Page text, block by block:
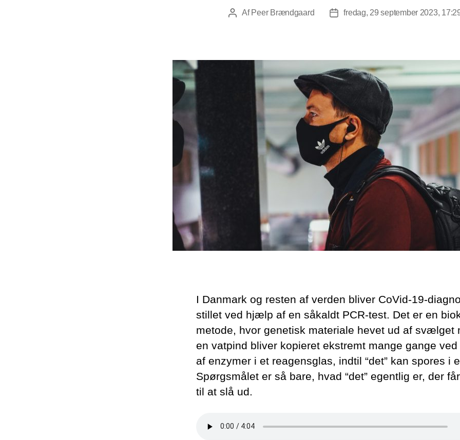
Indlægsforfatter
Af Peer Brændgaard Indlægsdato
fredag, 29 september 2023,
I Danmark og resten af verden bliver CoVid-19-
stillet ved hjælp af en såkaldt PCR-test. Det er en
metode, hvor genetisk materiale hevet ud af svælget
en vatpind bliver kopieret ekstremt mange gange
af enzymer i et reagensglas, indtil “det” kan spores i
Spørgsmålet er så bare, hvad “det” egentlig er, der
til at slå ud.